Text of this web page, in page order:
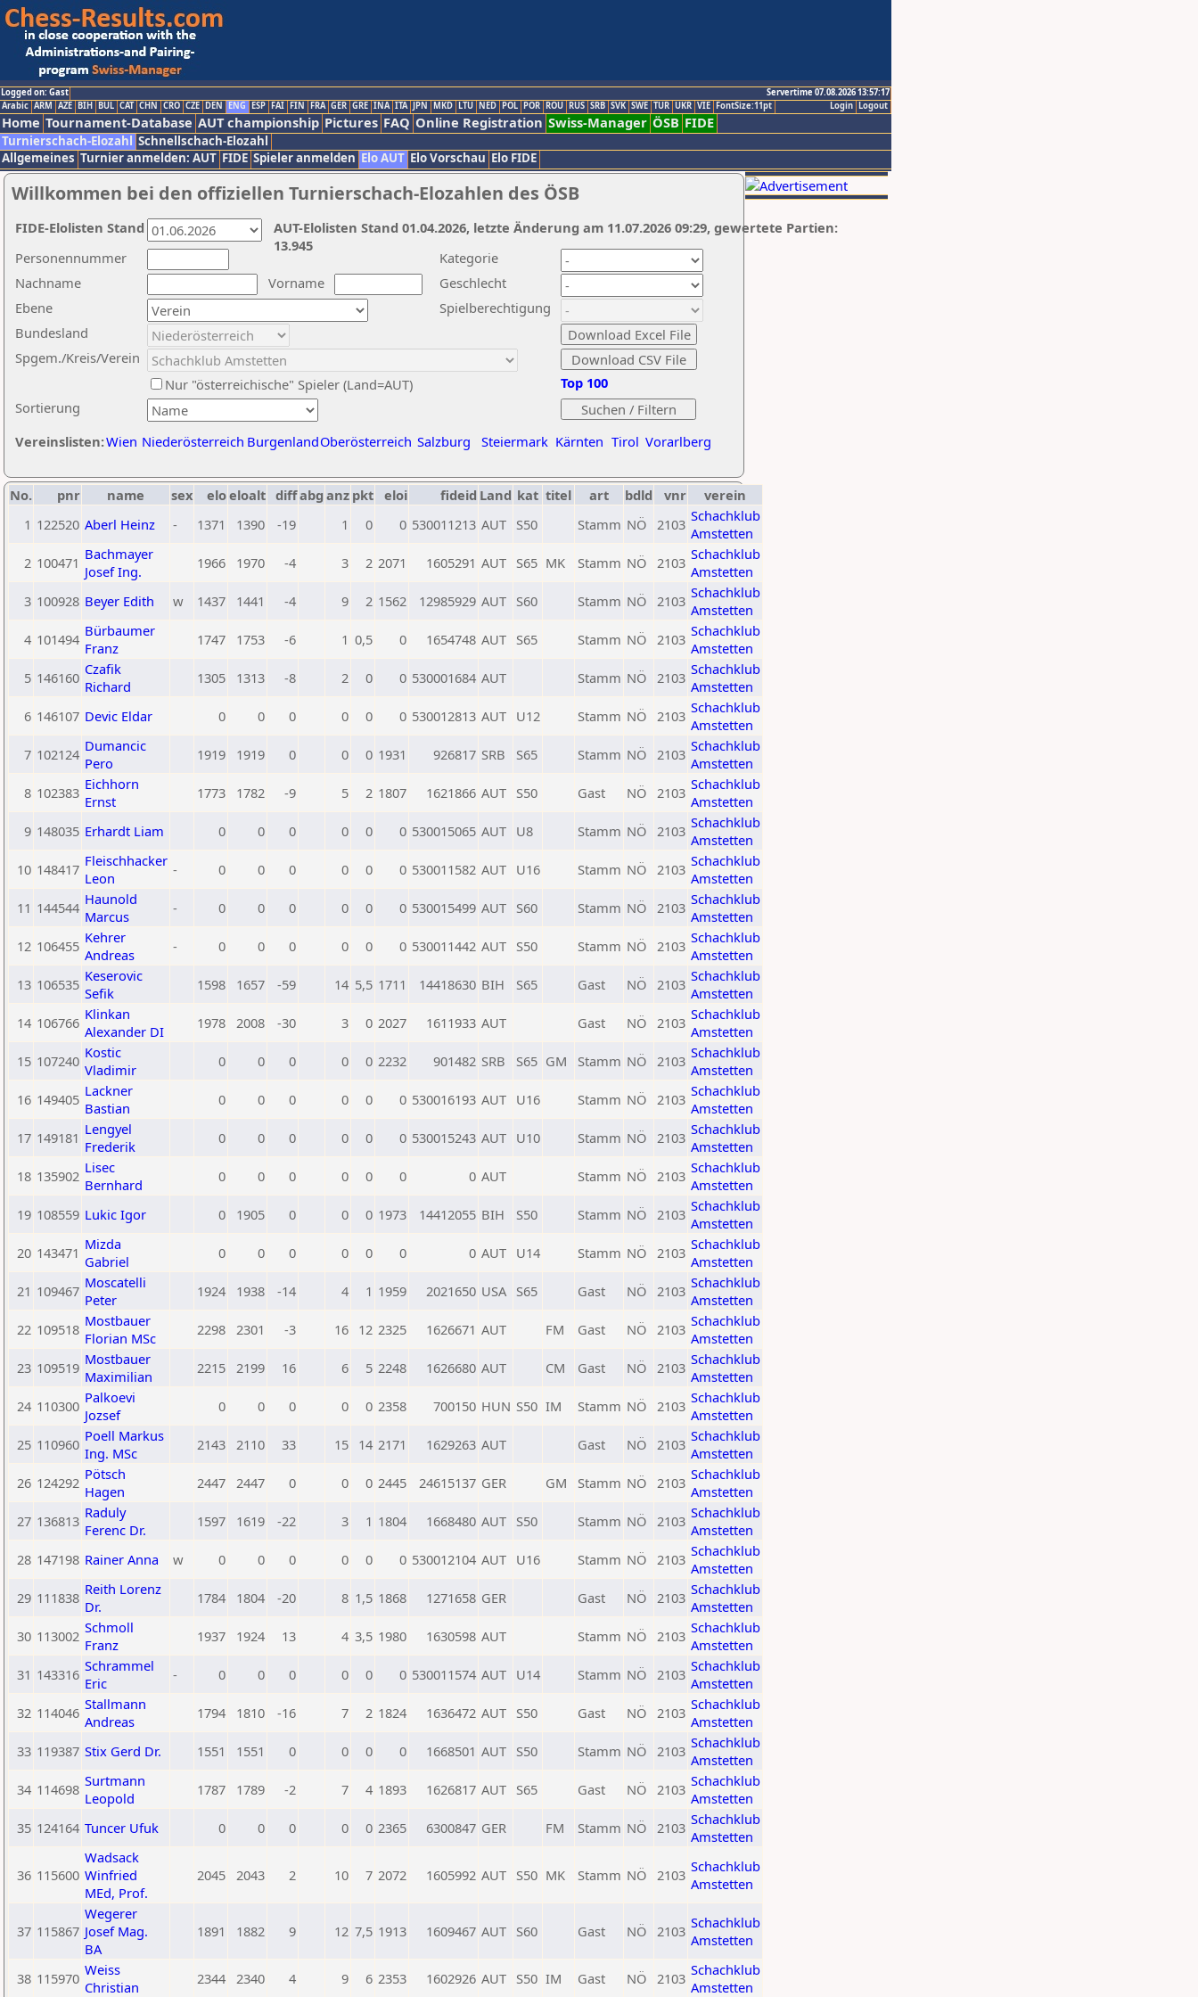
Logged on: Gast
Servertime 07.08.2026 13:57:17
Logout
Login
Arabic ARM AZE BIH BUL CAT CHN CRO CZE DEN ENG ESP FAI FIN FRA GER GRE INA ITA JPN MKD LTU NED POL POR ROU RUS SRB SVK SWE TUR UKR VIE FontSize:11pt
Home Tournament-Database AUT championship Pictures FAQ Online Registration Swiss-Manager ÖSB FIDE
Turnierschach-Elozahl Schnellschach-Elozahl
Allgemeines Turnier anmelden: AUT FIDE Spieler anmelden Elo AUT Elo Vorschau Elo FIDE
Willkommen bei den offiziellen Turnierschach-Elozahlen des ÖSB
Nachname
Vorname
Ebene
Kategorie
Sortierung
Personennummer
Bundesland
Spgem./Kreis/Verein
Geschlecht
Nur "österreichische" Spieler (Land=AUT)
Spielberechtigung
Vereinslisten:Wien Niederösterreich BurgenlandOberösterreich Salzburg Steiermark Kärnten Tirol Vorarlberg
Top 100
AUT-Elolisten Stand 01.04.2026, letzte Änderung am 11.07.2026 09:29, gewertete Partien:
13.945
FIDE-Elolisten Stand
No. pnr name sex eloeloalt diffabg anz pkt eloi fideid Land kat titel art bdld vnr
verein
1 122520 Aberl Heinz - 1371 1390 -19 1 0 0 530011213 AUT S50 Stamm NÖ 2103 Schachklub
Amstetten
2 100471 Bachmayer
Josef Ing.
1966 1970 -4 3 2 2071 1605291 AUT S65 MK Stamm NÖ 2103 Schachklub
Amstetten
3 100928 Beyer Edith w 1437 1441 -4 9 2 1562 12985929 AUT S60 Stamm NÖ 2103 Schachklub
Amstetten
4 101494 Bürbaumer
Franz
1747 1753 -6 1 0,5 0 1654748 AUT S65 Stamm NÖ 2103 Schachklub
Amstetten
5 146160 Czafik
Richard
1305 1313 -8 2 0 0 530001684 AUT Stamm NÖ 2103 Schachklub
Amstetten
6 146107 Devic Eldar 0 0 0 0 0 0 530012813 AUT U12 Stamm NÖ 2103 Schachklub
Amstetten
7 102124 Dumancic
Pero
1919 1919 0 0 0 1931 926817 SRB S65 Stamm NÖ 2103 Schachklub
Amstetten
8 102383 Eichhorn
Ernst
1773 1782 -9 5 2 1807 1621866 AUT S50 Gast NÖ 2103 Schachklub
Amstetten
9 148035 Erhardt Liam 0 0 0 0 0 0 530015065 AUT U8 Stamm NÖ 2103 Schachklub
Amstetten
10 148417 Fleischhacker
Leon
- 0 0 0 0 0 0 530011582 AUT U16 Stamm NÖ 2103 Schachklub
Amstetten
11 144544 Haunold
Marcus
- 0 0 0 0 0 0 530015499 AUT S60 Stamm NÖ 2103 Schachklub
Amstetten
12 106455 Kehrer
Andreas
- 0 0 0 0 0 0 530011442 AUT S50 Stamm NÖ 2103 Schachklub
Amstetten
13 106535 Keserovic
Sefik
1598 1657 -59 14 5,5 1711 14418630 BIH S65 Gast NÖ 2103 Schachklub
Amstetten
14 106766 Klinkan
Alexander DI
1978 2008 -30 3 0 2027 1611933 AUT Gast NÖ 2103 Schachklub
Amstetten
15 107240 Kostic
Vladimir
0 0 0 0 0 2232 901482 SRB S65 GM Stamm NÖ 2103 Schachklub
Amstetten
16 149405 Lackner
Bastian
0 0 0 0 0 0 530016193 AUT U16 Stamm NÖ 2103 Schachklub
Amstetten
17 149181 Lengyel
Frederik
0 0 0 0 0 0 530015243 AUT U10 Stamm NÖ 2103 Schachklub
Amstetten
18 135902 Lisec
Bernhard
0 0 0 0 0 0 0 AUT Stamm NÖ 2103 Schachklub
Amstetten
19 108559 Lukic Igor 0 1905 0 0 0 1973 14412055 BIH S50 Stamm NÖ 2103 Schachklub
Amstetten
20 143471 Mizda
Gabriel
0 0 0 0 0 0 0 AUT U14 Stamm NÖ 2103 Schachklub
Amstetten
21 109467 Moscatelli
Peter
1924 1938 -14 4 1 1959 2021650 USA S65 Gast NÖ 2103 Schachklub
Amstetten
22 109518 Mostbauer
Florian MSc
2298 2301 -3 16 12 2325 1626671 AUT FM Gast NÖ 2103 Schachklub
Amstetten
23 109519 Mostbauer
Maximilian
2215 2199 16 6 5 2248 1626680 AUT CM Gast NÖ 2103 Schachklub
Amstetten
24 110300 Palkoevi
Jozsef
0 0 0 0 0 2358 700150 HUN S50 IM Stamm NÖ 2103 Schachklub
Amstetten
25 110960 Poell Markus
Ing. MSc
2143 2110 33 15 14 2171 1629263 AUT Gast NÖ 2103 Schachklub
Amstetten
26 124292 Pötsch
Hagen
2447 2447 0 0 0 2445 24615137 GER GM Stamm NÖ 2103 Schachklub
Amstetten
27 136813 Raduly
Ferenc Dr.
1597 1619 -22 3 1 1804 1668480 AUT S50 Stamm NÖ 2103 Schachklub
Amstetten
28 147198 Rainer Anna w 0 0 0 0 0 0 530012104 AUT U16 Stamm NÖ 2103 Schachklub
Amstetten
29 111838 Reith Lorenz
Dr.
1784 1804 -20 8 1,5 1868 1271658 GER Gast NÖ 2103 Schachklub
Amstetten
30 113002 Schmoll
Franz
1937 1924 13 4 3,5 1980 1630598 AUT Stamm NÖ 2103 Schachklub
Amstetten
31 143316 Schrammel
Eric
- 0 0 0 0 0 0 530011574 AUT U14 Stamm NÖ 2103 Schachklub
Amstetten
32 114046 Stallmann
Andreas
1794 1810 -16 7 2 1824 1636472 AUT S50 Gast NÖ 2103 Schachklub
Amstetten
33 119387 Stix Gerd Dr. 1551 1551 0 0 0 0 1668501 AUT S50 Stamm NÖ 2103 Schachklub
Amstetten
34 114698 Surtmann
Leopold
1787 1789 -2 7 4 1893 1626817 AUT S65 Gast NÖ 2103 Schachklub
Amstetten
35 124164 Tuncer Ufuk 0 0 0 0 0 2365 6300847 GER FM Stamm NÖ 2103 Schachklub
Amstetten
36 115600
Wadsack
Winfried
MEd, Prof.
2045 2043 2 10 7 2072 1605992 AUT S50 MK Stamm NÖ 2103 Schachklub
Amstetten
37 115867
Wegerer
Josef Mag.
BA
1891 1882 9 12 7,5 1913 1609467 AUT S60 Gast NÖ 2103 Schachklub
Amstetten
38 115970 Weiss
Christian
2344 2340 4 9 6 2353 1602926 AUT S50 IM Gast NÖ 2103 Schachklub
Amstetten